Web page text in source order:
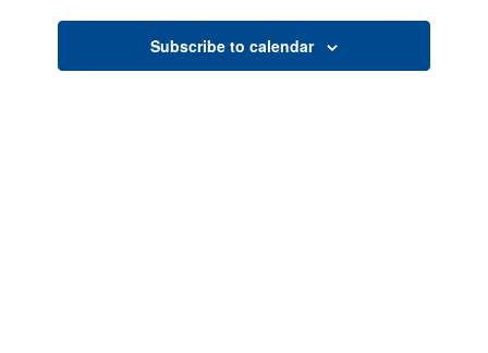
Subscribe to calendar